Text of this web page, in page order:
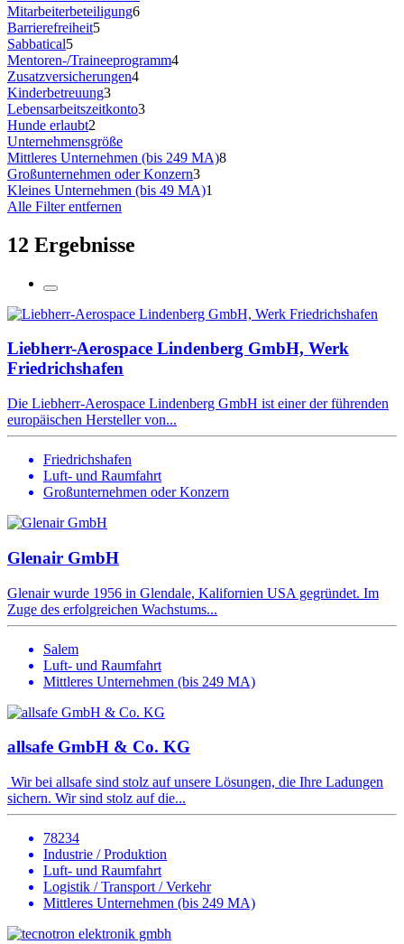
Mitarbeiterbeteiligung6
Barrierefreiheit5
Sabbatical5
Mentoren-/Traineeprogramm4
Zusatzversicherungen4
Kinderbetreuung3
Lebensarbeitszeitkonto3
Hunde erlaubt2
Unternehmensgröße
Mittleres Unternehmen (bis 249 MA)8
Großunternehmen oder Konzern3
Kleines Unternehmen (bis 49 MA)1
Alle Filter entfernen
12 Ergebnisse
Liebherr-Aerospace Lindenberg GmbH, Werk
Friedrichshafen
Die Liebherr-Aerospace Lindenberg GmbH ist einer der führenden
europäischen Hersteller von...
Friedrichshafen
Luft- und Raumfahrt
Großunternehmen oder Konzern
Glenair GmbH
Glenair wurde 1956 in Glendale, Kalifornien USA gegründet. Im
Zuge des erfolgreichen Wachstums...
Salem
Luft- und Raumfahrt
Mittleres Unternehmen (bis 249 MA)
allsafe GmbH & Co. KG
Wir bei allsafe sind stolz auf unsere Lösungen, die Ihre Ladungen
sichern. Wir sind stolz auf die...
78234
Industrie / Produktion
Luft- und Raumfahrt
Logistik / Transport / Verkehr
Mittleres Unternehmen (bis 249 MA)